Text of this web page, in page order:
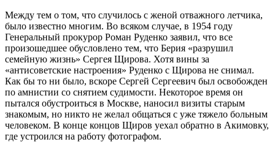
Между тем о том, что случилось с женой отважного летчика,
было известно многим. Во всяком случае, в 1954 году
Генеральный прокурор Роман Руденко заявил, что все
произошедшее обусловлено тем, что Берия «разрушил
семейную жизнь» Сергея Щирова. Хотя вины за
«антисоветские настроения» Руденко с Щирова не снимал.
Как бы то ни было, вскоре Сергей Сергеевич был освобожден
по амнистии со снятием судимости. Некоторое время он
пытался обустроиться в Москве, наносил визиты старым
знакомым, но никто не желал общаться с уже тяжело больным
человеком. В конце концов Щиров уехал обратно в Акимовку,
где устроился на работу фотографом.